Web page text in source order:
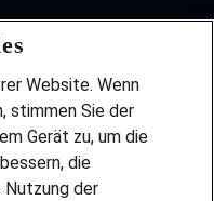
Website. Wenn
stimmen Sie der
Gerät zu, um die
die
Nutzung der